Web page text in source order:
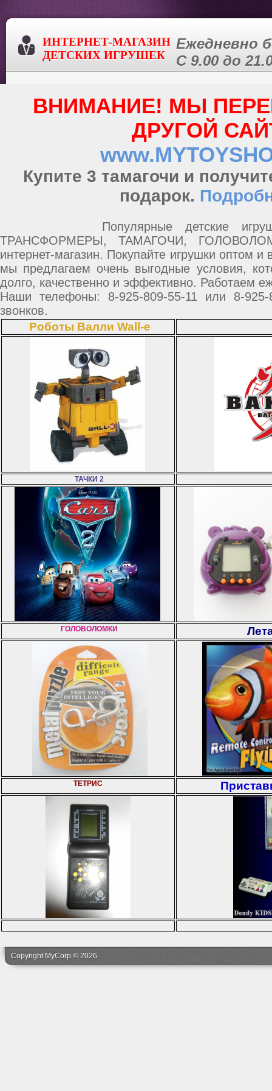
ИНТЕРНЕТ-МАГАЗИН
ДЕТСКИХ ИГРУШЕК
Ежедневно
С 9.00 до
ВНИМАНИЕ! МЫ
ДРУГОЙ
Купите 3 тамагочи и
подарок.
Популярные детские
ТРАНСФОРМЕРЫ, ТАМАГОЧИ,
интернет-магазин. Покупайте игрушки оптом и
мы предлагаем очень выгодные условия,
долго, качественно и эффективно. Работаем
Наши телефоны: 8-925-809-55-11 или 8-
звонков.
Роботы Валли Wall-e
ТАЧКИ 2
ГОЛОВОЛОМКИ
ТЕТРИС
Copyright MyCorp © 2026